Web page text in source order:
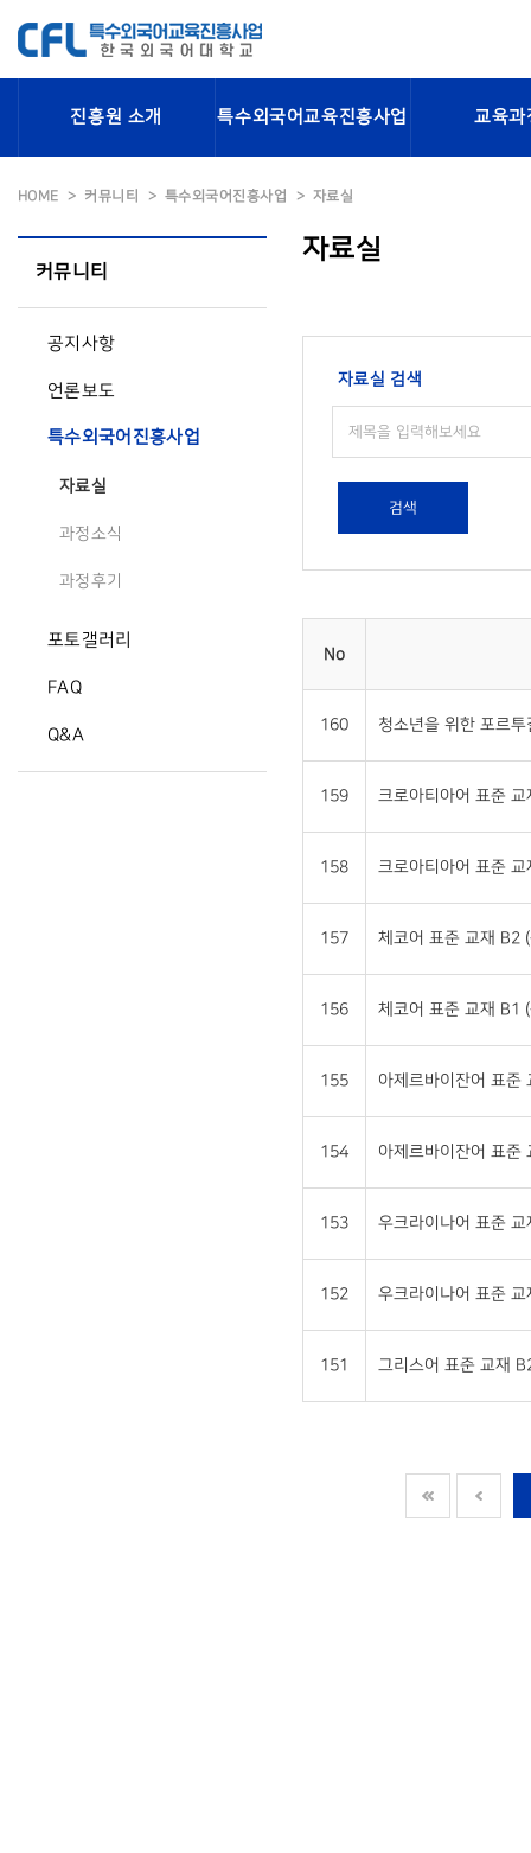
진흥원 소개 특수외국어교육진흥사업 교육과
HOME 커뮤니티 특수외국어진흥사업 자료실
커뮤니티
공지사항
언론보도
특수외국어진흥사업
자료실
과정소식
과정후기
포토갤러리
FAQ
Q&A
자료실
자료실 검색
검색
No
160 청소년을 위한 포르
159 크로아티아어 표준
158 크로아티아어 표준
157 체코어 표준 교재 B2
156 체코어 표준 교재 B1
155 아제르바이잔어 표
154 아제르바이잔어 표
153 우크라이나어 표준
152 우크라이나어 표준
151 그리스어 표준 교재